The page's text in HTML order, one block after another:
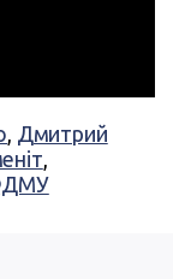
, Дмитрий
,